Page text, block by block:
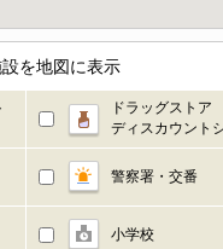
を地図に表示
ドラッグストア
ディスカウント
警察署・交番
小学校